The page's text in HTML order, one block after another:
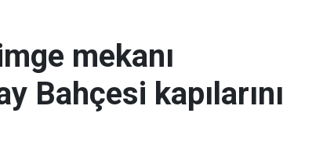
mekanı
Bahçesi kapılarını